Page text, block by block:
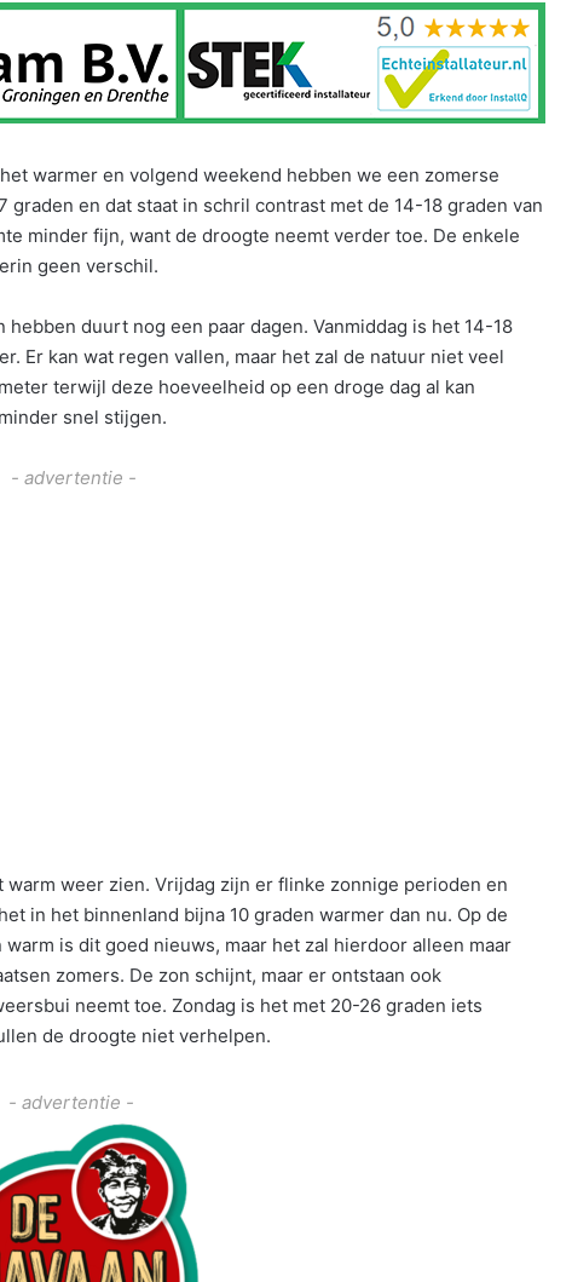
warmer en volgend weekend hebben we een zomerse
en dat staat in schril contrast met de 14-18 graden van
minder fijn, want de droogte neemt verder toe. De enkele
geen verschil.
duurt nog een paar dagen. Vanmiddag is het 14-18
Er kan wat regen vallen, maar het zal de natuur niet veel
terwijl deze hoeveelheid op een droge dag al kan
snel stijgen.
- advertentie -
weer zien. Vrijdag zijn er flinke zonnige perioden en
in het binnenland bijna 10 graden warmer dan nu. Op de
is dit goed nieuws, maar het zal hierdoor alleen maar
zomers. De zon schijnt, maar er ontstaan ook
neemt toe. Zondag is het met 20-26 graden iets
de droogte niet verhelpen.
- advertentie -